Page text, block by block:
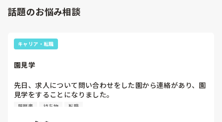
話題のお悩み相談
キャリア・転職
園見学
先日、求人について問い合わせをした園から連絡があり、園
見学をすることになりました。
私としては求人に応募したという認識ですが、『園見学をご
履歴書 持ち物 転職